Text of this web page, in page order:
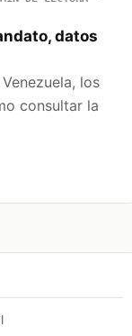
datos
los
consultar la